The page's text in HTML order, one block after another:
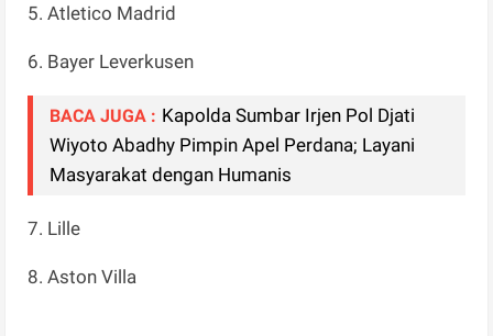
5. Atletico Madrid
6. Bayer Leverkusen
BACA JUGA : Kapolda Sumbar Irjen Pol Djati
Wiyoto Abadhy Pimpin Apel Perdana; Layani
Masyarakat dengan Humanis
7. Lille
8. Aston Villa